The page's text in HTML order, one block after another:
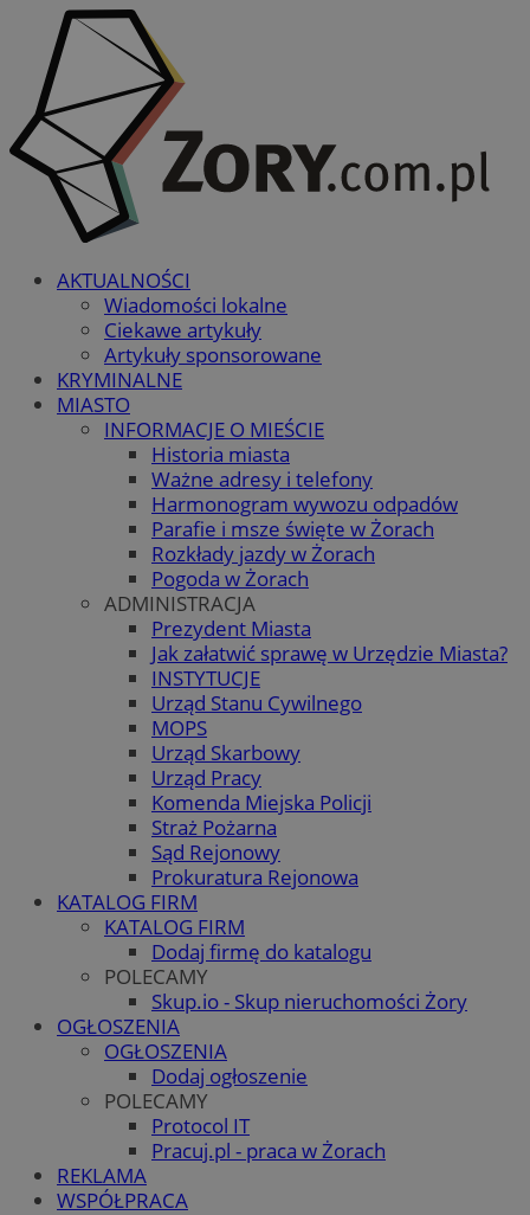
AKTUALNOŚCI
Wiadomości lokalne
Ciekawe artykuły
Artykuły sponsorowane
KRYMINALNE
MIASTO
INFORMACJE O MIEŚCIE
Historia miasta
Ważne adresy i telefony
Harmonogram wywozu odpadów
Parafie i msze święte w Żorach
Rozkłady jazdy w Żorach
Pogoda w Żorach
ADMINISTRACJA
Prezydent Miasta
Jak załatwić sprawę w Urzędzie Miasta?
INSTYTUCJE
Urząd Stanu Cywilnego
MOPS
Urząd Skarbowy
Urząd Pracy
Komenda Miejska Policji
Straż Pożarna
Sąd Rejonowy
Prokuratura Rejonowa
KATALOG FIRM
KATALOG FIRM
Dodaj firmę do katalogu
POLECAMY
Skup.io - Skup nieruchomości Żory
OGŁOSZENIA
OGŁOSZENIA
Dodaj ogłoszenie
POLECAMY
Protocol IT
Pracuj.pl - praca w Żorach
REKLAMA
WSPÓŁPRACA